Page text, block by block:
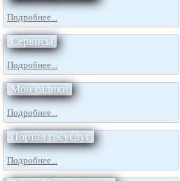
Подробнее...
Сервисы
Подробнее...
Мои садики
Подробнее...
Портал госуслуг
Подробнее...